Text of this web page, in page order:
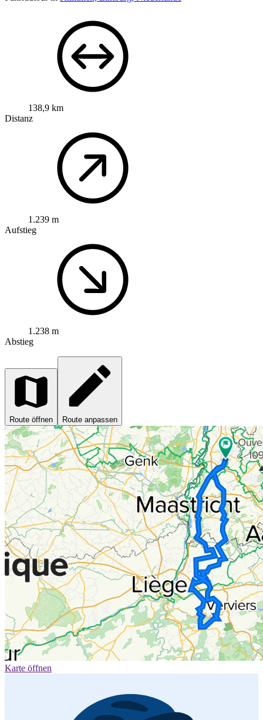
138,9 km
Distanz
1.239 m
Aufstieg
1.238 m
Abstieg
Route öffnen Route anpassen
Karte öffnen